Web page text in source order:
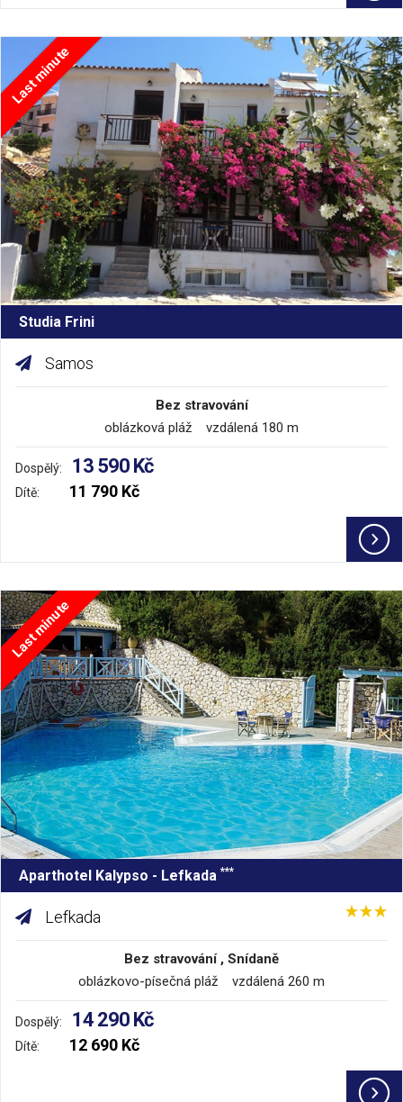
Last minute
Studia Frini
Samos
Bez stravování
oblázková pláž vzdálená 180 m
Dospělý: 13 590 Kč
Dítě: 11 790 Kč
Last minute
Aparthotel Kalypso - Lefkada ***
Lefkada
Bez stravování , Snídaně
oblázkovo-písečná pláž vzdálená 260 m
Dospělý: 14 290 Kč
Dítě: 12 690 Kč